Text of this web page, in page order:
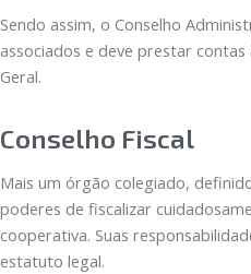
Sendo assim, o Conselho
associados e deve prestar
Geral.
Conselho Fiscal
Mais um órgão colegiado,
poderes de fiscalizar
cooperativa. Suas
estatuto legal.